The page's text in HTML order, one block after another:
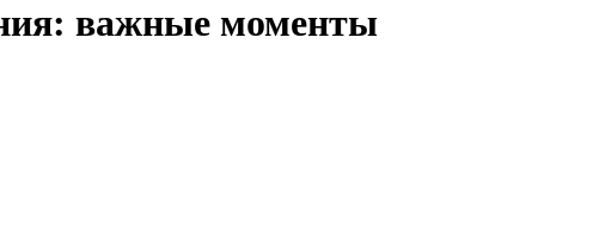
важные моменты